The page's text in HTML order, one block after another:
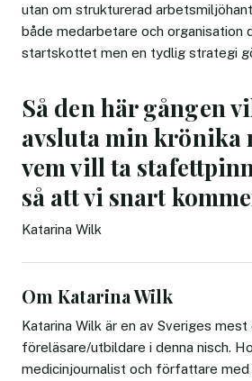
utan om strukturerad
både medarbetare och organisation
startskottet men en tydlig strategi
Så den här gången
avsluta min krönika
vem vill ta
så att vi snart
Katarina Wilk
Om Katarina Wilk
Katarina Wilk är en av Sveriges
föreläsare/utbildare i denna nisch.
medicinjournalist och författare med